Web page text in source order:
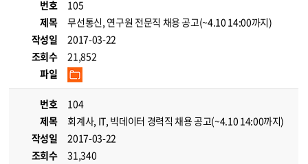
번호
105
제목
무선통신, 연구원 전문직 채용 공고(~4.10 14:00까지)
작성일
2017-03-22
조회수
21,852
파일
번호
104
제목
회계사, IT, 빅데이터 경력직 채용 공고(~4.10 14:00까지)
작성일
2017-03-22
조회수
31,340